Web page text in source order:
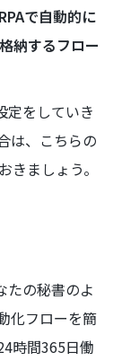
で自動的に
納するフロー
定をしていき
は、こちらの
きましょう。
たの秘書のよ
化フローを簡
時間365日働